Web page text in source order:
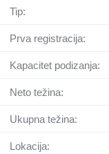
Tip:
Prva registracija:
Kapacitet podizanja:
Neto težina:
Ukupna težina:
Lokacija: